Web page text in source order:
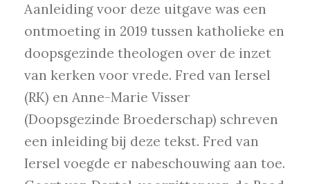
Aanleiding voor deze uitgave was een
ontmoeting in 2019 tussen katholieke en
doopsgezinde theologen over de inzet
van kerken voor vrede. Fred van Iersel
(RK) en Anne-Marie Visser
(Doopsgezinde Broederschap) schreven
een inleiding bij deze tekst. Fred van
Iersel voegde er nabeschouwing aan toe.